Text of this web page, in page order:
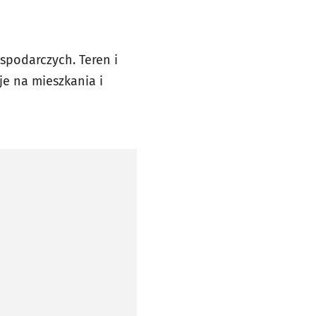
Teren i
na mieszkania i